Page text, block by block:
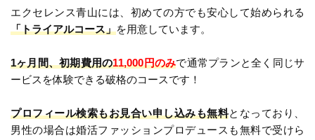
エクセレンス青山には、初めての方でも安心して始められる
「トライアルコース」を用意しています。
1ヶ月間、初期費用の11,000円のみで通常プランと全く同じサ
ービスを体験できる破格のコースです！
プロフィール検索もお見合い申し込みも無料となっており、
男性の場合は婚活ファッションプロデュースも無料で受けら